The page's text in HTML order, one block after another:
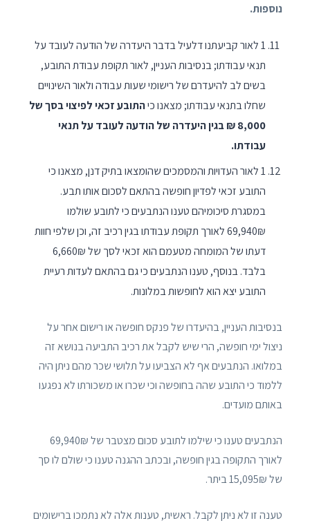
נוספות.
1 לאור קביעתנו דלעיל בדבר היעדרה של הודעה לעובד על
תנאי עבודתו; בנסיבות העניין, לאור תקופת עבודת התובע,
בשים לב להיעדרם של רישומי שעות עבודה ולאור השינויים
שחלו בתנאי עבודתו; מצאנו כיהתובע זכאי לפיצוי בסך של
8,000 ₪ בגין היעדרה של הודעה לעובד על תנאי
עבודתו.
1 לאור העדויות והמסמכים שהומצאו בתיק דנן, מצאנו כי
התובע זכאי לפדיון חופשה בהתאם לסכום אותו תבע.
במסגרת סיכומיהם טענו הנתבעים כי לתובע שולמו
69,940₪ לאורך תקופת עבודתו בגין רכיב זה, וכן שלפי חוות
דעתו של המומחה מטעמם הוא זכאי לסך של 6,660₪
בלבד. בנוסף, טענו הנתבעים כי גם בהתאם לעדות רעיית
התובע יצא הוא לחופשות במלונות.
בנסיבות העניין, בהיעדרו של פנקס חופשה או רישום אחר על
ניצול ימי חופשה, הרי שיש לקבל את רכיב התביעה בנושא זה
במלואו. הנתבעים אף לא הצביעו על תלושי שכר מהם ניתן היה
ללמוד כי התובע שהה בחופשה וכי שכרו או משכורתו לא נפגעו
באותם מועדים.
הנתבעים טענו כי שילמו לתובע סכום מצטבר של 69,940₪
לאורך התקופה בגין חופשה, ובכתב ההגנה טענו כי שולם לו סך
של 15,095₪ ביתר.
טענה זו לא ניתן לקבל. ראשית, טענות אלה לא נתמכו ברישומים